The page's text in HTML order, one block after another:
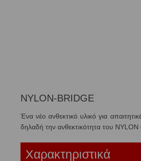
NYLON-BRIDGE
Ένα νέο ανθεκτικό υλικό για
δηλαδή την ανθεκτικότητα του
Χαρακτηριστικά